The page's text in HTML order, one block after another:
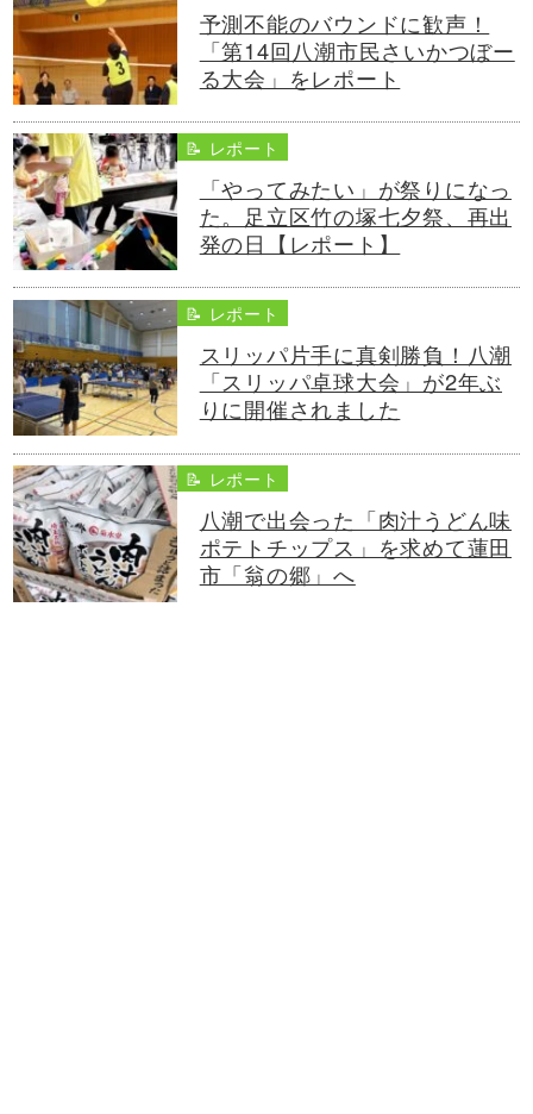
予測不能のバウンドに歓声！
「第14回八潮市民さいかつぼー
る大会」をレポート
📝 レポート
「やってみたい」が祭りになっ
た。足立区竹の塚七夕祭、再出
発の日【レポート】
📝 レポート
スリッパ片手に真剣勝負！八潮
「スリッパ卓球大会」が2年ぶ
りに開催されました
📝 レポート
八潮で出会った「肉汁うどん味
ポテトチップス」を求めて蓮田
市「翁の郷」へ